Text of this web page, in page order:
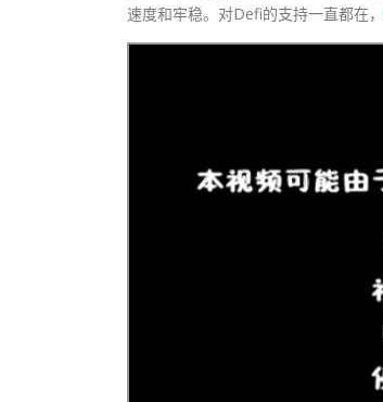
速度和牢稳。对Defi的支持一直都在，